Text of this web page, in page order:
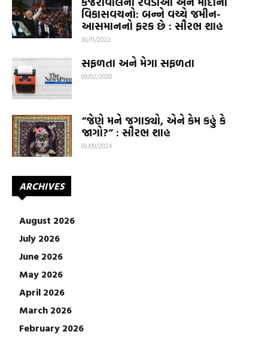
વિકાસવચનો: બન્ને વચ્ચે જમીન-
આસમાનનો ફરક છે : સૌરભ શાહ
30/11/2022
સફળતા અને મેગા સફળતા
09/02/2020
“જેણે મને જગાડ્યો, એને કેમ કહું કે
જાગો?” : સૌરભ શાહ
03/09/2024
ARCHIVES
August 2026
July 2026
June 2026
May 2026
April 2026
March 2026
February 2026